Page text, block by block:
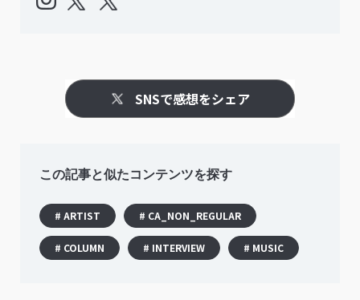
SNSで感想をシェア
この記事と似たコンテンツを探す
# ARTIST # CA_NON_REGULAR
# COLUMN # INTERVIEW # MUSIC